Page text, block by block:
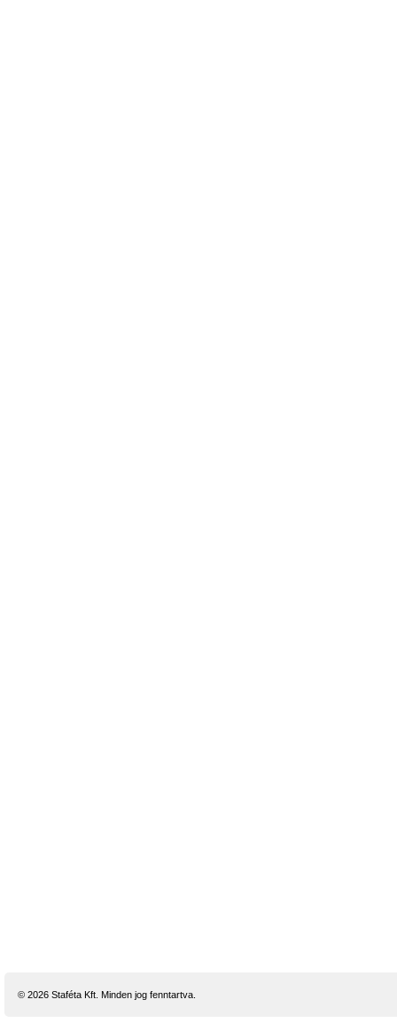
© 2026 Staféta Kft. Minden jog fenntartva.